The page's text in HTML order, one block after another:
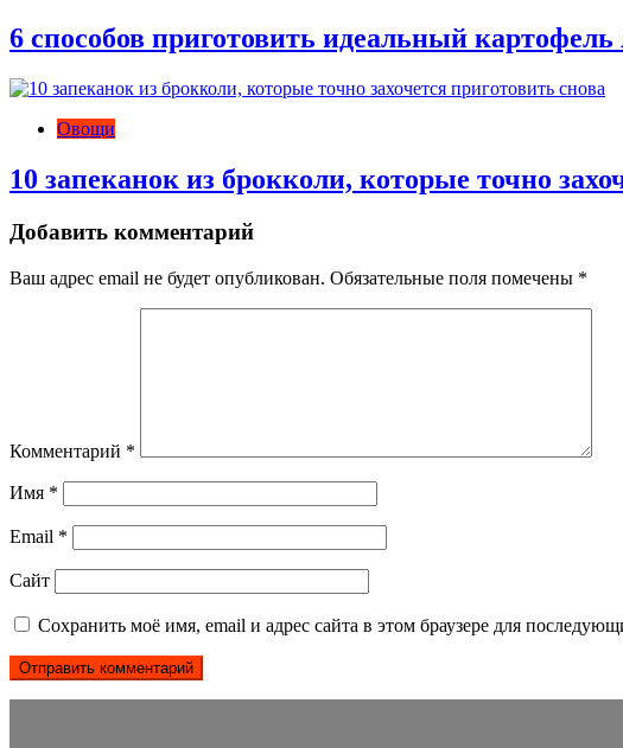
6 способов приготовить идеальный картофель
Овощи
10 запеканок из брокколи, которые точно
Добавить комментарий
Ваш адрес email не будет опубликован. Обязательные поля помечены *
Комментарий *
Имя *
Email *
Сайт
Сохранить моё имя, email и адрес сайта в этом браузере для